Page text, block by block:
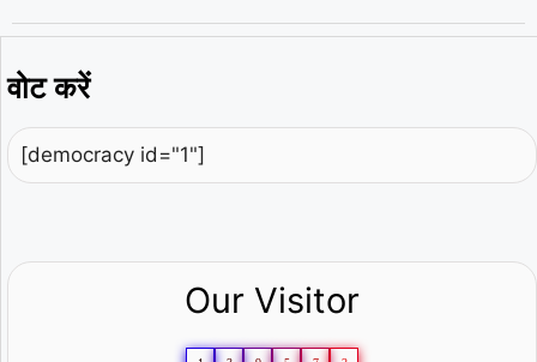
वोट करें
[democracy id="1"]
Our Visitor